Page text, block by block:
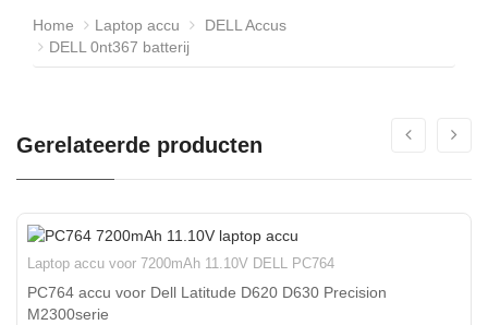
Home Laptop accu
DELL Accus
DELL 0nt367 batterij
Gerelateerde producten
Laptop accu voor 7200mAh 11.10V DELL PC764
PC764 accu voor Dell Latitude D620 D630 Precision
M2300serie